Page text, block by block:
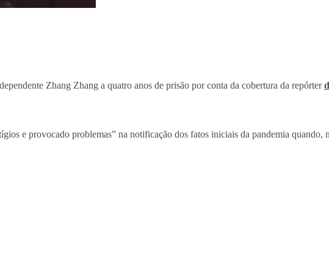
Zhang Zhang a quatro anos de prisão por conta da cobertura da repórter
e provocado problemas” na notificação dos fatos iniciais da pandemia quando,